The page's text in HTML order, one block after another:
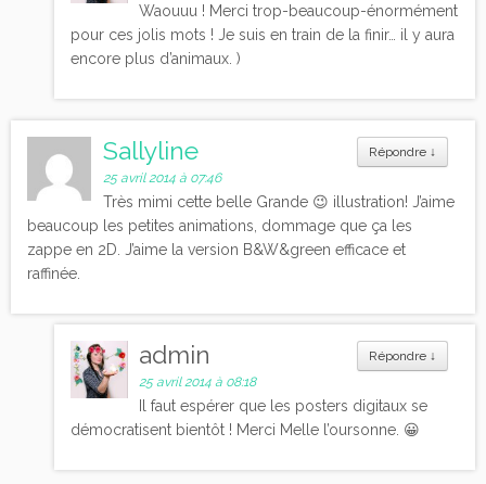
Waouuu ! Merci trop-beaucoup-énormément
pour ces jolis mots ! Je suis en train de la finir… il y aura
encore plus d’animaux. )
Répondre ↓
Sallyline
25 avril 2014 à 07:46
Très mimi cette belle Grande 😉 illustration! J’aime
beaucoup les petites animations, dommage que ça les
zappe en 2D. J’aime la version B&W&green efficace et
raffinée.
Répondre ↓
admin
25 avril 2014 à 08:18
Il faut espérer que les posters digitaux se
démocratisent bientôt ! Merci Melle l’oursonne. 😀